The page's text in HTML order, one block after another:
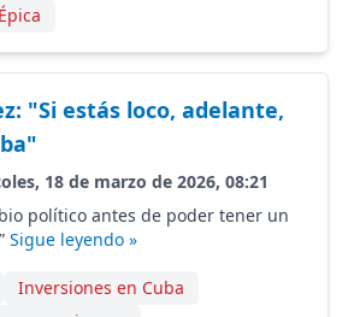
"Si estás loco, adelante,
18 de marzo de 2026, 08:21
político antes de poder tener un
Sigue leyendo »
Inversiones en Cuba